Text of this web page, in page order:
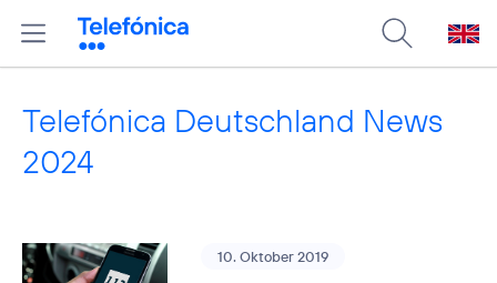
Telefónica Deutschland News
2024
10. Oktober 2019